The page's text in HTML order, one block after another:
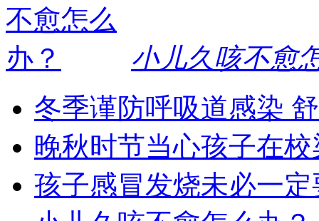
小儿久咳不愈
冬季谨防呼吸道感染
晚秋时节当心孩子在
孩子感冒发烧未必一